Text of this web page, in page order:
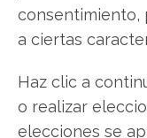
consentimiento,
a ciertas
Haz clic a
o realizar
elecciones se
Javier
Ingeniero de
hardware,